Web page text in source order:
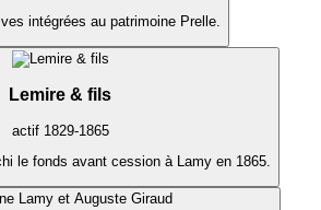
intégrées au patrimoine Prelle.
Lemire & fils
actif 1829-1865
le fonds avant cession à Lamy en 1865.